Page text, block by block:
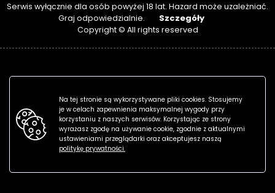
Serwis wyłącznie dla osób powyżej 18 lat. Hazard może uzależniać.
Graj odpowiedzialnie.
Szczegóły
Copyright © All rights reserved
Na tej stronie są wykorzystywane pliki cookies. Stosujemy
je w celach zapewnienia maksymalnej wygody przy
korzystaniu z naszych serwisów. Korzystając ze strony
wyrażasz zgodę na używanie cookie, zgodnie z aktualnymi
ustawieniami przeglądarki oraz akceptujesz naszą
politykę prywatności.